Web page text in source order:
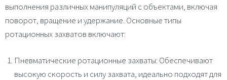
выполнения различных манипуляций с объектами, включая
поворот, вращение и удержание. Основные типы
ротационных захватов включают:
Пневматические ротационные захваты: Обеспечивают
высокую скорость и силу захвата, идеально подходят для